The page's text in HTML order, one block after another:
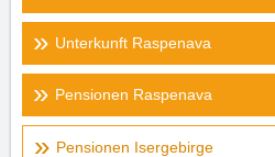
Unterkunft Raspenava
Pensionen Raspenava
Pensionen Isergebirge